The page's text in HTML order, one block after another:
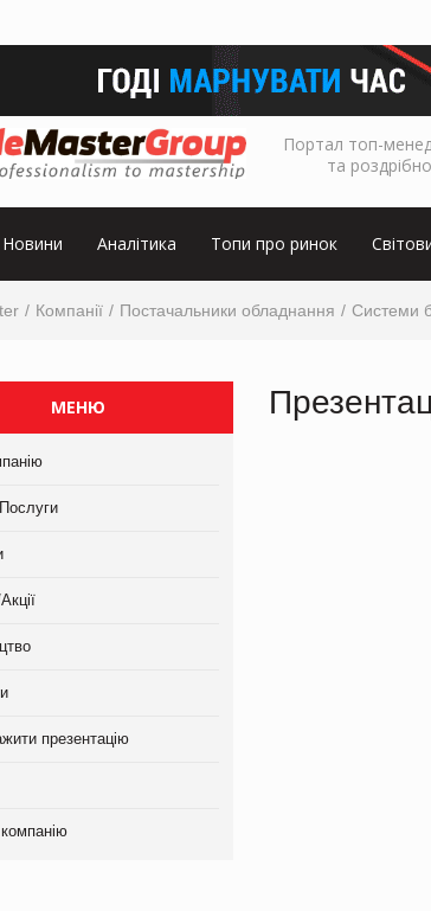
Портал топ-
та
Новини Аналітика Топи про ринок
Компанії Постачальники обладнання Системи
МЕНЮ
презентацію